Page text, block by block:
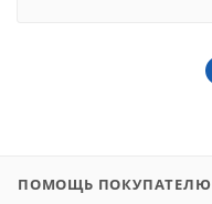
ПОМОЩЬ ПОКУПАТЕЛЮ